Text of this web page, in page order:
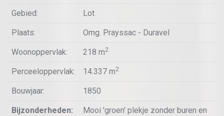
Gebied: Lot
Plaats: Omg. Prayssac - Duravel
Woonoppervlak: 218 m2
Perceeloppervlak: 14.337 m2
Bouwjaar: 1850
Bijzonderheden:
Mooi 'groen' plekje zonder buren en